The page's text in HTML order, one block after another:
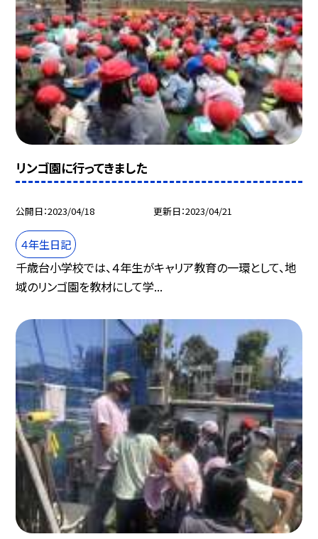
リンゴ園に行ってきました
公開日 2023/04/18 更新日 2023/04/21
４年生日記
千歳台小学校では、４年生がキャリア教育の一環として、地
域のリンゴ園を教材にして学...